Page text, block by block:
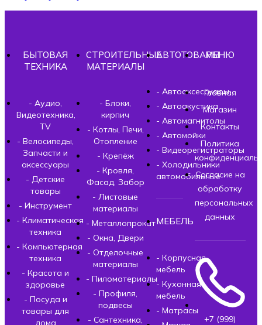
БЫТОВАЯ
ТЕХНИКА
- Аудио,
Видеотехника,
TV
- Велосипеды,
Запчасти и
аксессуары
- Детские
товары
- Инструмент
- Климатическая
техника
- Компьютерная
техника
- Красота и
здоровье
- Посуда и
товары для
дома
СТРОИТЕЛЬНЫЕ
МАТЕРИАЛЫ
- Блоки,
кирпич
- Котлы, Печи,
Отопление
- Крепёж
- Кровля,
Фасад, Забор
- Листовые
материалы
- Металлопрокат
- Окна, Двери
- Отделочные
материалы
- Пиломатериалы
- Профиля,
подвесы
- Сантехника,
АВТОТОВАРЫ
- Автоаксессуары
- Автоакустика
- Автомагнитолы
- Автомойки
- Видеорегистраторы
- Холодильники
автомобильные
МЕБЕЛЬ
- Корпусная
мебель
- Кухонная
мебель
- Матрасы
МЕНЮ
Главная
Магазин
Контакты
Политика
Согласие на
обработку
персональных
данных
+7 (999)